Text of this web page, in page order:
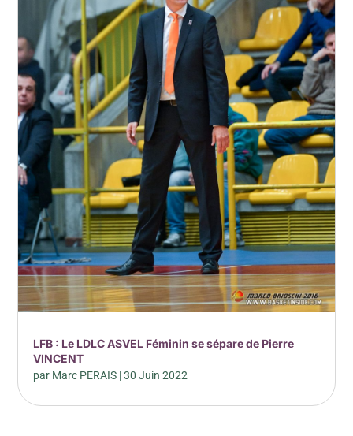
LFB : Le LDLC ASVEL Féminin se sépare de Pierre
VINCENT
par Marc PERAIS |30 Juin 2022